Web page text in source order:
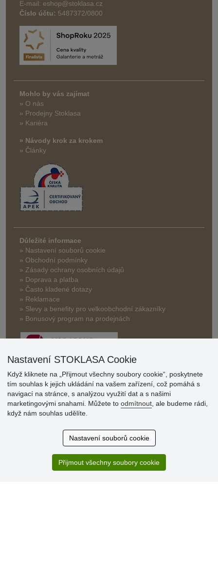
E-mail: eshop@stoklasa.cz
Číslo účtu: 5487372/0800
Mohlo by vás zajímat
» O nás
» Prodejny Stoklasa
» Kariéra
» Návody krok za krokem
» Články
Důležité informace
» Nastavení souborů cookie
» Obchodní podmínky
» Zásady ochrany osobních údajů
» Doprava a platba
» Často kladené dotazy
» Reklamace
» Slevy a benefity pro velkoobchodní zákazníky
» Bonusový program na prodejnách
Hodnocení
zákazníků
Super obchod, kvalitní zboží za slušné ceny. Vřele
Sortiment za fajn ceny a hlavně super rychlé dodání. Moc
Nastavení STOKLASA Cookie
Když kliknete na „Přijmout všechny soubory cookie“, poskytnete
tím souhlas k jejich ukládání na vašem zařízení, což pomáhá s
navigací na stránce, s analýzou využití dat a s našimi
marketingovými snahami. Můžete to odmítnout , ale budeme rádi,
když nám souhlas udělíte.
Nastavení souborů cookie
Přijmout všechny soubory cookie